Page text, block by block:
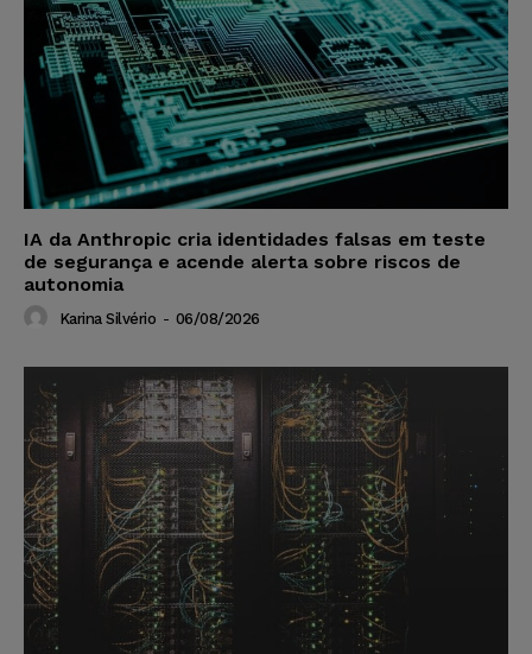
IA da Anthropic cria identidades falsas em teste
de segurança e acende alerta sobre riscos de
autonomia
Karina Silvério - 06/08/2026